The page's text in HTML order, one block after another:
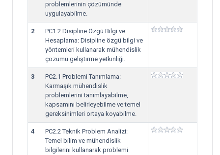
problemlerinin çözümünde
uygulayabilme.
2
PC1.2 Disipline Özgü Bilgi ve
Hesaplama: Disipline özgü bilgi ve
yöntemleri kullanarak mühendislik
çözümü geliştirme yetkinliği.
3
PC2.1 Problemi Tanımlama:
Karmaşık mühendislik
problemlerini tanımlayabilme,
kapsamını belirleyebilme ve temel
gereksinimleri ortaya koyabilme.
4
PC2.2 Teknik Problem Analizi:
Temel bilim ve mühendislik
bilgilerini kullanarak problemi